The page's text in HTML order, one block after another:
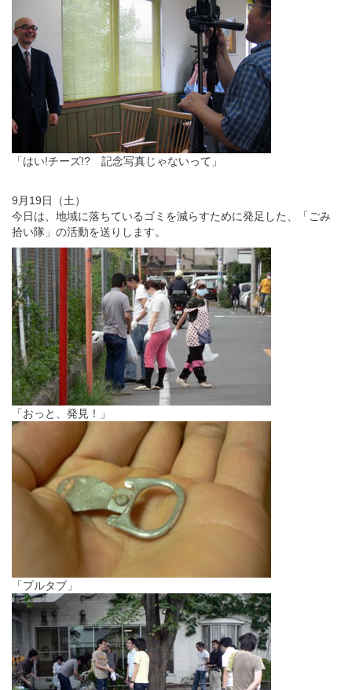
「はい!チーズ!? 記念写真じゃないって」
9月19日（土）
今日は、地域に落ちているゴミを減らすために発足した、「ごみ
拾い隊」の活動を送りします。
「おっと、発見！」
「プルタブ」